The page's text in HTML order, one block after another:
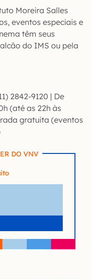
Moreira Salles
eventos especiais e
têm seus
do IMS ou pela
2842-9120 | De
(até as 22h às
gratuita (eventos
DO VNV